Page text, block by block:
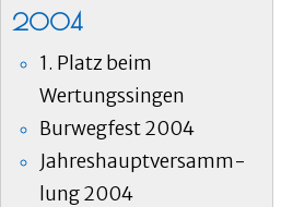
2004
1. Platz beim
Wertungssingen
Burwegfest 2004
Jahreshauptversamm-
lung 2004